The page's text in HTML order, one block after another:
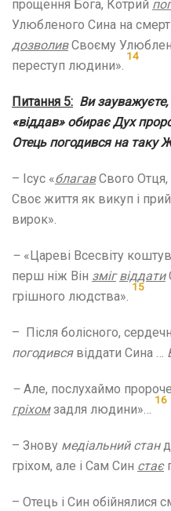
прощення Бога, Котрий
Улюбленого Сина на
дозволивСвоєму
переступ людини».
14
Питання 5: Ви
«віддав» обирає Дух
Отець погодився на таку
– Ісус «благавСвого Отця,
Своє життя як викуп і
вирок».
– «Цареві Всесвіту
перш ніж Він зміг віддати
грішного людства».
15
– Після болісного,
погодивсявіддати Сина …
– Але, послухаймо
гріхомзадля людини»…
16
– Знову медіальний стан
гріхом, але і Сам Син стає
– Отець і Син обійнялися